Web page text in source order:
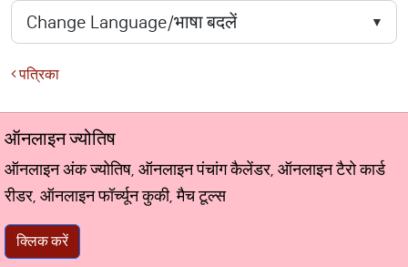
पत्रिका
ऑनलाइन ज्योतिष
ऑनलाइन अंक ज्योतिष, ऑनलाइन पंचांग कैलेंडर, ऑनलाइन टैरो कार्ड
रीडर, ऑनलाइन फॉर्च्यून कुकी, मैच टूल्स
क्लिक करें